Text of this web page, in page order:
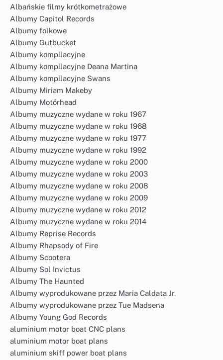
Albańskie filmy krótkometrażowe
Albumy Capitol Records
Albumy folkowe
Albumy Gutbucket
Albumy kompilacyjne
Albumy kompilacyjne Deana Martina
Albumy kompilacyjne Swans
Albumy Miriam Makeby
Albumy Motörhead
Albumy muzyczne wydane w roku 1967
Albumy muzyczne wydane w roku 1968
Albumy muzyczne wydane w roku 1977
Albumy muzyczne wydane w roku 1992
Albumy muzyczne wydane w roku 2000
Albumy muzyczne wydane w roku 2003
Albumy muzyczne wydane w roku 2008
Albumy muzyczne wydane w roku 2009
Albumy muzyczne wydane w roku 2012
Albumy muzyczne wydane w roku 2014
Albumy Reprise Records
Albumy Rhapsody of Fire
Albumy Scootera
Albumy Sol Invictus
Albumy The Haunted
Albumy wyprodukowane przez Maria Caldata Jr.
Albumy wyprodukowane przez Tue Madsena
Albumy Young God Records
aluminium motor boat CNC plans
aluminium motor boat plans
aluminium skiff power boat plans